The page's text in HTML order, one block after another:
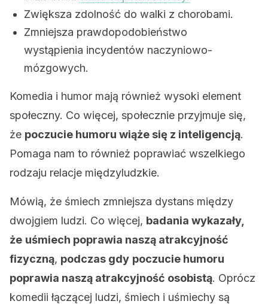
Zwiększa zdolność do walki z chorobami.
Zmniejsza prawdopodobieństwo
wystąpienia incydentów naczyniowo-
mózgowych.
Komedia i humor mają również wysoki element
społeczny. Co więcej, społecznie przyjmuje się,
że poczucie humoru wiąże się z inteligencją.
Pomaga nam to również poprawiać wszelkiego
rodzaju relacje międzyludzkie.
Mówią, że śmiech zmniejsza dystans między
dwojgiem ludzi. Co więcej, badania wykazały,
że uśmiech poprawia naszą atrakcyjność
fizyczną, podczas gdy poczucie humoru
poprawia naszą atrakcyjność osobistą. Oprócz
komedii łączącej ludzi, śmiech i uśmiechy są